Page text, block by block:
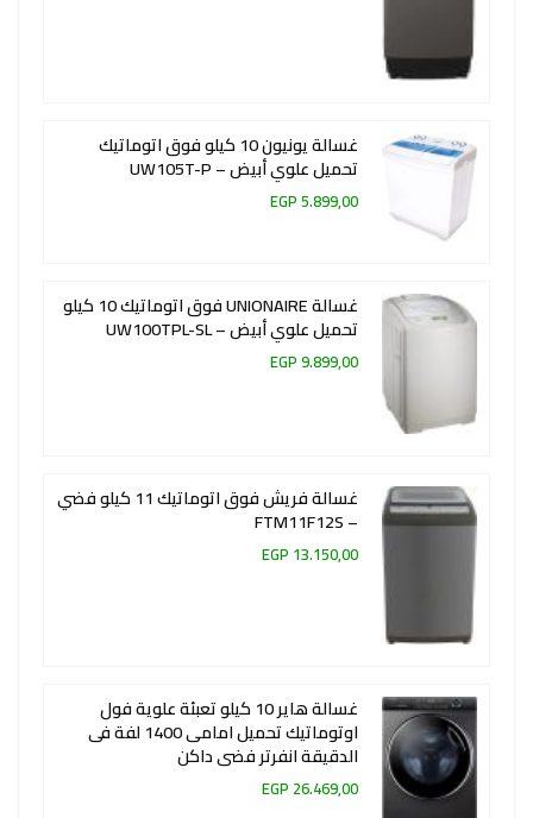
غسالة يونيون 10 كيلو فوق اتوماتيك
تحميل علوي أبيض – UW105T-P
5.899,00 EGP
غسالة UNIONAIRE فوق اتوماتيك 10 كيلو
تحميل علوي أبيض – UW100TPL-SL
9.899,00 EGP
غسالة فريش فوق اتوماتيك 11 كيلو فضي
– FTM11F12S
13.150,00 EGP
غسالة هاير 10 كيلو تعبئة علوية فول
اوتوماتيك تحميل امامى 1400 لفة فى
الدقيقة انفرتر فضى داكن
26.469,00 EGP